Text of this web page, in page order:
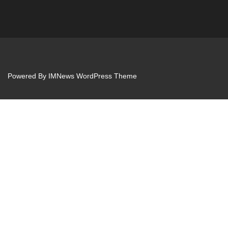
Powered By IMNews WordPress Theme